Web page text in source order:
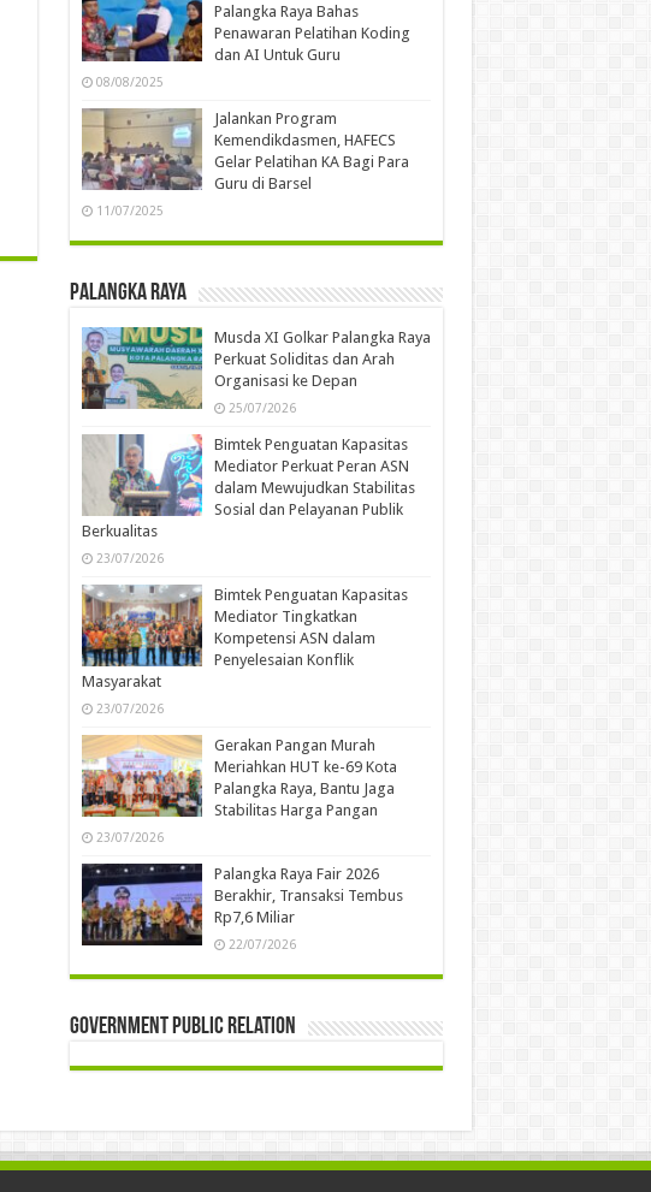
Palangka Raya Bahas
Penawaran Pelatihan Koding
dan AI Untuk Guru
08/08/2025
Jalankan Program
Kemendikdasmen, HAFECS
Gelar Pelatihan KA Bagi Para
Guru di Barsel
11/07/2025
Palangka Raya
Musda XI Golkar Palangka Raya
Perkuat Soliditas dan Arah
Organisasi ke Depan
25/07/2026
Bimtek Penguatan Kapasitas
Mediator Perkuat Peran ASN
dalam Mewujudkan Stabilitas
Sosial dan Pelayanan Publik
Berkualitas
23/07/2026
Bimtek Penguatan Kapasitas
Mediator Tingkatkan
Kompetensi ASN dalam
Penyelesaian Konflik
Masyarakat
23/07/2026
Gerakan Pangan Murah
Meriahkan HUT ke-69 Kota
Palangka Raya, Bantu Jaga
Stabilitas Harga Pangan
23/07/2026
Palangka Raya Fair 2026
Berakhir, Transaksi Tembus
Rp7,6 Miliar
22/07/2026
Government Public Relation